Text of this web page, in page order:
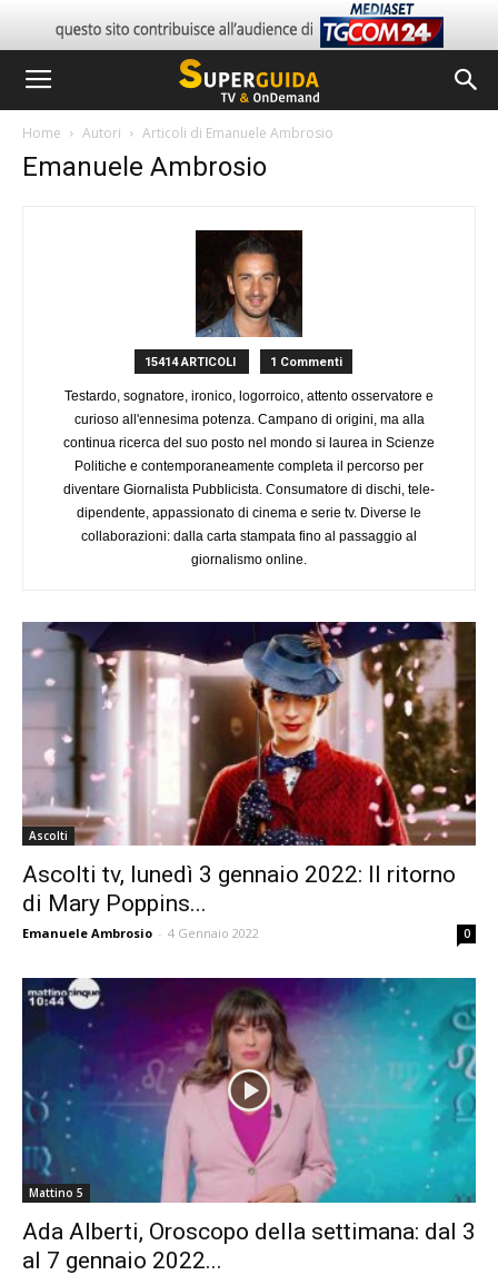
Home Autori Articoli di Emanuele Ambrosio
Emanuele Ambrosio
15414 ARTICOLI 1 Commenti
Testardo, sognatore, ironico, logorroico, attento osservatore e
curioso all'ennesima potenza. Campano di origini, ma alla
continua ricerca del suo posto nel mondo si laurea in Scienze
Politiche e contemporaneamente completa il percorso per
diventare Giornalista Pubblicista. Consumatore di dischi, tele-
dipendente, appassionato di cinema e serie tv. Diverse le
collaborazioni: dalla carta stampata fino al passaggio al
giornalismo online.
Ascolti
Ascolti tv, lunedì 3 gennaio 2022: Il ritorno
di Mary Poppins...
Emanuele Ambrosio - 4 Gennaio 2022 0
Mattino 5
Ada Alberti, Oroscopo della settimana: dal 3
al 7 gennaio 2022...